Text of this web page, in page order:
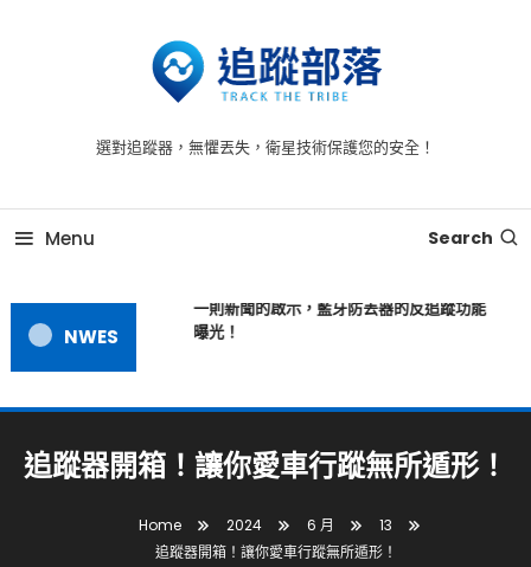
追蹤器，追蹤到每一個毛孔
追蹤器 -為您提供全方位的安全守護，時刻守護每一刻
選對追蹤器，無懼丟失，衛星技術保護您的安全！
Menu Search
NWES
一則新聞的啟示，藍牙防丟器的反追蹤功能
曝光！
追蹤器開箱！讓你愛車行蹤無所遁形！
Home 2024 6 月
13
追蹤器開箱！讓你愛車行蹤無所遁形！